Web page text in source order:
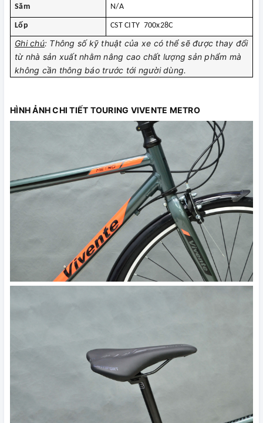
Săm N/A
Lốp CST CITY 700x28C
Ghi chú: Thông số kỹ thuật của xe có thể sẽ được thay đổi
từ nhà sản xuất nhằm nâng cao chất lượng sản phẩm mà
không cần thông báo trước tới người dùng.
HÌNH ẢNH CHI TIẾT TOURING VIVENTE METRO